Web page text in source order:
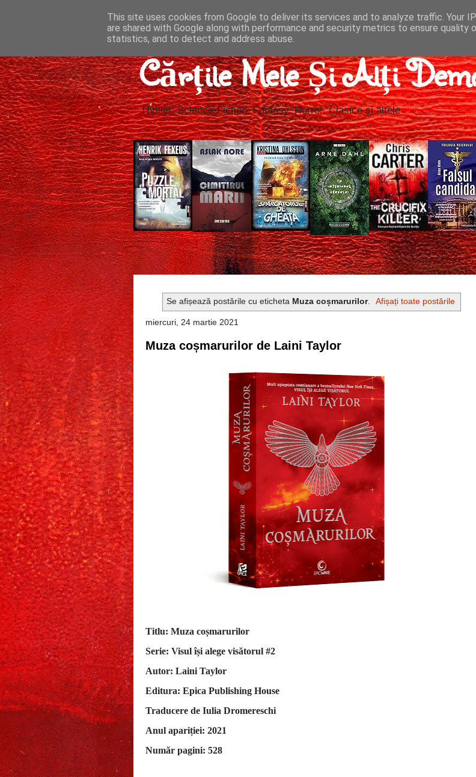
Cărțile Mele Și Alți
Thriller, Science-Fiction, Fantasy, Horror, Clasice și altele
Se afișează postările cu eticheta Muza coșmarurilor. Afișați toate postările
miercuri, 24 martie 2021
Muza coșmarurilor de Laini Taylor
Titlu: Muza coșmarurilor
Serie: Visul își alege visătorul #2
Autor: Laini Taylor
Editura: Epica Publishing House
Traducere de Iulia Dromereschi
Anul apariției: 2021
Număr pagini: 528
This site uses cookies from Google to deliver its services and to analyze traffic. Your
are shared with Google along with performance and security metrics to ensure quality
statistics, and to detect and address abuse.